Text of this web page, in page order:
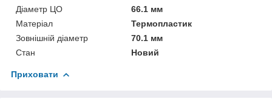
Діаметр ЦО
66.1 мм
Матеріал
Термопластик
Зовнішній діаметр
70.1 мм
Стан
Новий
Приховати